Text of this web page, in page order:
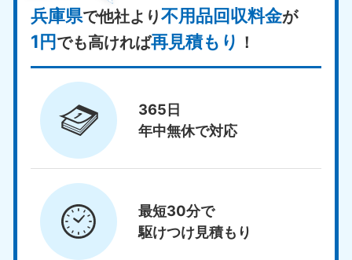
兵庫県で他社より不用品回収料金が
1円でも高ければ再見積もり ！
365日
年中無休で対応
最短30分で
駆けつけ見積もり